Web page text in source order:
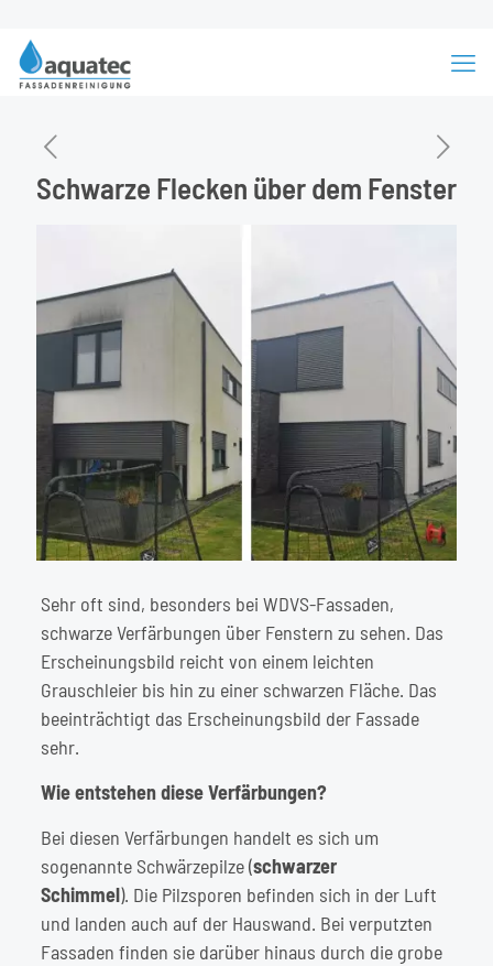
Schwarze Flecken über dem Fenster
Sehr oft sind, besonders bei WDVS-Fassaden,
schwarze Verfärbungen über Fenstern zu sehen. Das
Erscheinungsbild reicht von einem leichten
Grauschleier bis hin zu einer schwarzen Fläche. Das
beeinträchtigt das Erscheinungsbild der Fassade
sehr.
Wie entstehen diese Verfärbungen?
Bei diesen Verfärbungen handelt es sich um
sogenannte Schwärzepilze (schwarzer
Schimmel). Die Pilzsporen befinden sich in der Luft
und landen auch auf der Hauswand. Bei verputzten
Fassaden finden sie darüber hinaus durch die grobe